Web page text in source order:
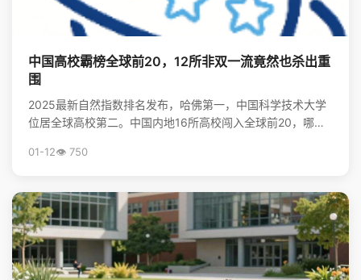
中国高校霸榜全球前20，12所非双一流竟然也杀出重
围
2025最新自然指数排名发布，哈佛第一，中国科学技术大学
位居全球高校第二。中国内地16所高校闯入全球前20，哪些
01-12👁️ 750